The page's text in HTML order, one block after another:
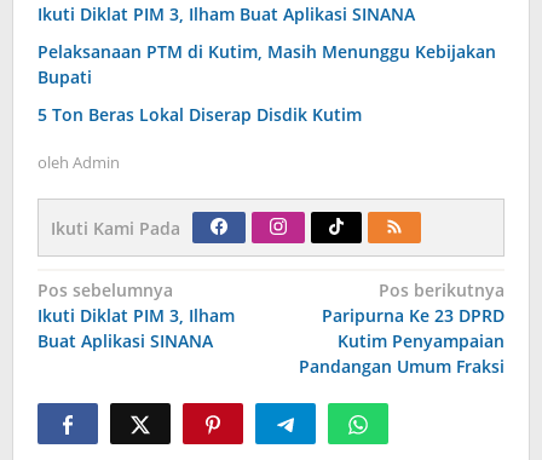
Ikuti Diklat PIM 3, Ilham Buat Aplikasi SINANA
Pelaksanaan PTM di Kutim, Masih Menunggu Kebijakan
Bupati
5 Ton Beras Lokal Diserap Disdik Kutim
oleh Admin
Ikuti Kami Pada
Navigasi
pos
Pos sebelumnya
Ikuti Diklat PIM 3, Ilham
Buat Aplikasi SINANA
Pos berikutnya
Paripurna Ke 23 DPRD
Kutim Penyampaian
Pandangan Umum Fraksi